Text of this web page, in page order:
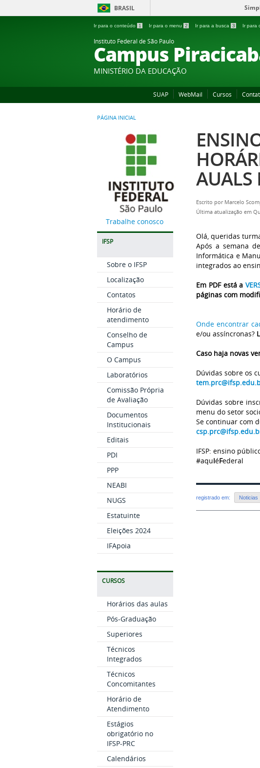
BRASIL
Ir para o conteúdo 1 Ir para o menu 2 Ir para a busca 3 Ir para
Instituto Federal de São Paulo
Campus
MINISTÉRIO DA EDUCAÇÃO
SUAP WebMail Cursos
PÁGINA INICIAL
Trabalhe conosco
IFSP
Sobre o IFSP
Localização
Contatos
Horário de
atendimento
Conselho de
Campus
O Campus
Laboratórios
Comissão Própria
de Avaliação
Documentos
Institucionais
Editais
PDI
PPP
NEABI
NUGS
Estatuinte
Eleições 2024
IFApoia
CURSOS
Horários das aulas
Pós-Graduação
Superiores
Técnicos
Integrados
Técnicos
Concomitantes
Horário de
Atendimento
Estágios
obrigatório no
IFSP-PRC
Calendários
AUALS
Escrito por Marcelo
Última atualização em
Olá, queridas
Após a semana
Informática e
integrados ao
Em PDF está a
páginas com
Onde encontrar
e/ou assíncronas?
Caso haja novas
Dúvidas sobre os
Dúvidas sobre
menu do setor
Se continuar com
IFSP: ensino
#aquIéFederal
registrado em: Noticias